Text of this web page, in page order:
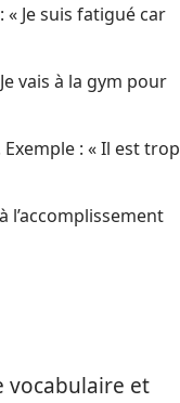
Je suis fatigué car
vais à la gym pour
: « Il est trop
l’accomplissement
vocabulaire et